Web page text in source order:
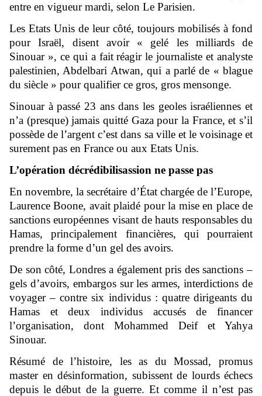
entre en vigueur mardi, selon Le Parisien.
Les Etats Unis de leur côté, toujours mobilisés à fond
pour Israël, disent avoir « gelé les milliards de
Sinouar », ce qui a fait réagir le journaliste et analyste
palestinien, Abdelbari Atwan, qui a parlé de « blague
du siècle » pour qualifier ce gros, gros mensonge.
Sinouar à passé 23 ans dans les geoles israéliennes et
n’a (presque) jamais quitté Gaza pour la France, et s’il
possède de l’argent c’est dans sa ville et le voisinage et
surement pas en France ou aux Etats Unis.
L’opération décrédibilisassion ne passe pas
En novembre, la secrétaire d’État chargée de l’Europe,
Laurence Boone, avait plaidé pour la mise en place de
sanctions européennes visant de hauts responsables du
Hamas, principalement financières, qui pourraient
prendre la forme d’un gel des avoirs.
De son côté, Londres a également pris des sanctions –
gels d’avoirs, embargos sur les armes, interdictions de
voyager – contre six individus : quatre dirigeants du
Hamas et deux individus accusés de financer
l’organisation, dont Mohammed Deif et Yahya
Sinouar.
Résumé de l’histoire, les as du Mossad, promus
master en désinformation, subissent de lourds échecs
depuis le début de la guerre. Et comme il n’est pas